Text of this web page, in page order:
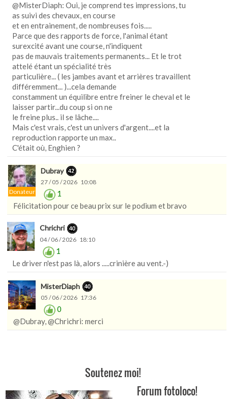
@MisterDiaph: Oui, je comprend tes impressions, tu
as suivi des chevaux, en course
et en entrainement, de nombreuses fois.....
Parce que des rapports de force, l'animal étant
surexcité avant une course, n'indiquent
pas de mauvais traitements permanents... Et le trot
attelé étant un spécialité très
particulière... ( les jambes avant et arrières travaillent
différemment... )...cela demande
constamment un équilibre entre freiner le cheval et le
laisser partir...du coup si on ne
le freine plus.. il se lâche....
Mais c'est vrais, c'est un univers d'argent....et la
reproduction rapporte un max..
C'était où, Enghien ?
Donateur
Dubray
27 / 05 / 2026 10:08
1
Félicitation pour ce beau prix sur le podium et bravo
Chrichri
04 / 06 / 2026 18:10
1
Le driver n'est pas là, alors .....crinière au vent.-)
MisterDiaph
05 / 06 / 2026 17:36
0
@Dubray, @Chrichri: merci
Soutenez moi!
Forum fotoloco!